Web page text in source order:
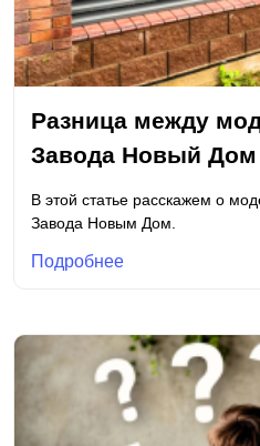
Разница между
Завода Новый Дом
В этой статье расскажем о
Завода Новым Дом.
Подробнее